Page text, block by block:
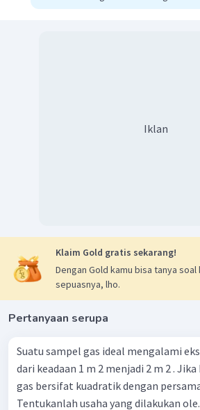
Iklan
Klaim Gold gratis sekarang!
Dengan Gold kamu bisa tanya soal
sepuasnya, lho.
Pertanyaan serupa
Suatu sampel gas ideal mengalami
dari keadaan 1 m 2 menjadi 2 m 2 .
gas bersifat kuadratik dengan
Tentukanlah usaha yang dilakukan